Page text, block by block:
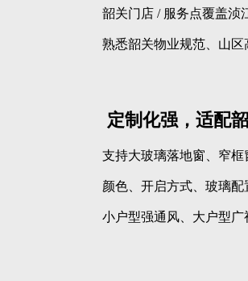
韶关门店 / 服务点覆盖浈
熟悉韶关物业规范、山区
定制化强，适配
支持大玻璃落地窗、窄框
颜色、开启方式、玻璃配
小户型强通风、大户型广